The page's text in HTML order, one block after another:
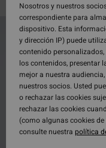
Saltar
criterios
búsqueda
ordenar
Nosotros y nuestros
correspondiente para
dispositivo. Esta
y dirección IP) puede
contenido
los contenidos, presentar
mejor a nuestra
nuestros socios. Usted
o rechazar las cookies
rechazar las cookies
(como algunas cookies
consulte nuestra política